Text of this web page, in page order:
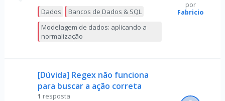
Dados
Bancos de Dados & SQL
Modelagem de dados: aplicando a
normalização
por
Fabricio
[Dúvida] Regex não funciona
para buscar a ação correta
1 resposta